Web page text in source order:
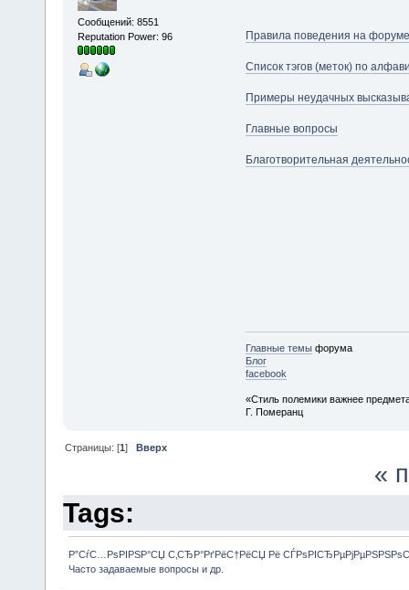
Сообщений: 8551
Reputation Power: 96
Правила поведения на форуме
Список тэгов (меток) по
Примеры неудачных
Главные вопросы
Благотворительная
Главные темыфорума
Блог
facebook
«Стиль полемики важнее
Г. Померанц
Страницы: [1]Вверх
«
Tags:
Р”СѓС…РѕРІРЅР°СЏ С‚СЂР°РґРёС†РёСЏ Рё
Часто задаваемые вопросы и др.